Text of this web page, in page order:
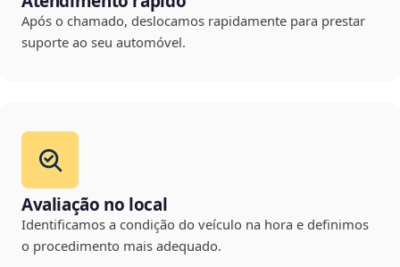
Após o chamado, deslocamos rapidamente para prestar
suporte ao seu automóvel.
Avaliação no local
Identificamos a condição do veículo na hora e definimos
o procedimento mais adequado.